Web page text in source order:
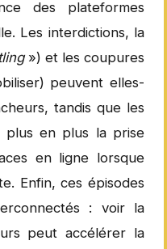
des plateformes
Les interdictions, la
») et les coupures
peuvent elles-
tandis que les
plus en plus la prise
en ligne lorsque
Enfin, ces épisodes
: voir la
peut accélérer la